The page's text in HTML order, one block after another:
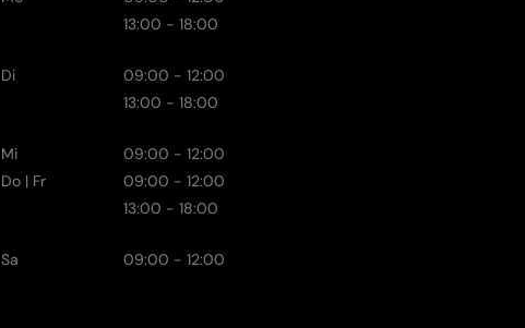
13:00 - 18:00
Di
09:00 - 12:00
13:00 - 18:00
Mi
09:00 - 12:00
Do | Fr
09:00 - 12:00
13:00 - 18:00
Sa 09:00 - 12:00